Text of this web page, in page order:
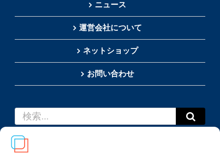
ニュース
運営会社について
ネットショップ
お問い合わせ
索
…